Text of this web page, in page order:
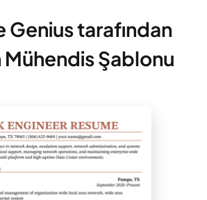
Genius tarafından
Mühendis Şablonu